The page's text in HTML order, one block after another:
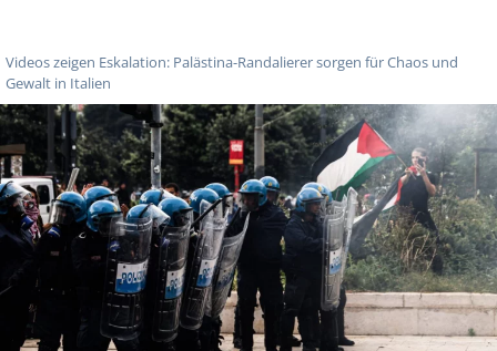
Videos zeigen Eskalation: Palästina-Randalierer sorgen für Chaos und
Gewalt in Italien